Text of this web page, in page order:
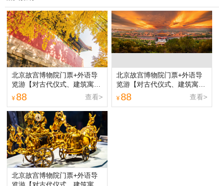
北京故宫博物院门票+外语导
览游【对古代仪式、建筑寓
意、龙纹图案及**进行自然易
懂的讲解，以弥合文化差异。
地道英文讲解生动讲述明清皇
家历史，远胜走马观花式的普
通观光。 个性化避峰路线搭配
全程英文指引，专为外国游
客、研学团及商务接待打造的
理想之选。】
¥ 88 查看>
北京故宫博物院门票+外语导
览游【对古代仪式、建筑寓
意、龙纹图案及**进行自然易
懂的讲解，以弥合文化差异。
¥ 88 查看>
北京故宫博物院门票+外语导
览游【对古代仪式、建筑寓